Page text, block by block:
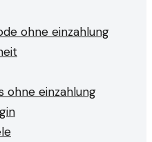
ohne einzahlung
ohne einzahlung